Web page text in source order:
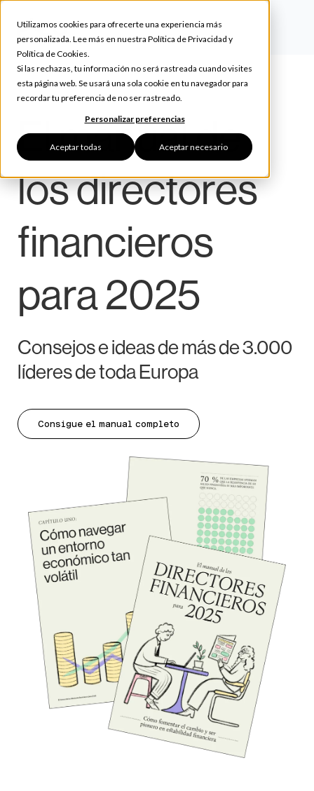
Utilizamos cookies para ofrecerte una experiencia más
personalizada. Lee más en nuestra Política de Privacidad y
Política de Cookies.
Si las rechazas, tu información no será rastreada cuando visites
esta página web. Se usará una sola cookie en tu navegador para
recordar tu preferencia de no ser rastreado.
Personalizar preferencias
Aceptar todas Aceptar necesario
El manual de
los directores
financieros
para 2025
Consejos e ideas de más de 3.000
líderes de toda Europa
Consigue el manual completo